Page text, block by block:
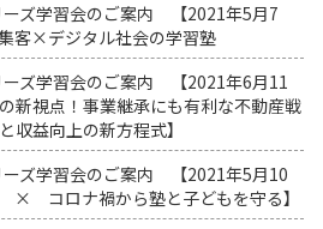
ズ学習会のご案内 【2021年5月7
客×デジタル社会の学習塾
ズ学習会のご案内 【2021年6月11
新視点！事業継承にも有利な不動産戦
収益向上の新方程式】
ズ学習会のご案内 【2021年5月10
コロナ禍から塾と子どもを守る】